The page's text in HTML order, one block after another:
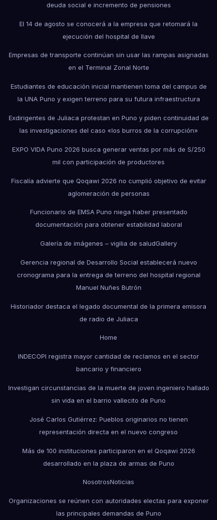
deuda social e incremento de pensiones
El 14 de agosto se conocerá a la empresa que retomará la
ejecución del hospital de Ilave
Empresas de transporte continúan sin usar las rampas asignadas
en el Terminal Zonal Norte
Estudiantes de educación inicial mantienen toma del campus de
la UNA Puno y exigen terreno para su futura infraestructura
Exdirigentes de Juliaca protestan en Puno y piden continuidad de
las investigaciones del caso «los burros de la corrupción»
EXPO VIDA Puno 2026 busca generar ventas por más de S/250
mil con participación de productores
Fiscalía advierte que Qoqawi 2026 no cumplió objetivo de evitar
aglomeración de personas
Funcionario de EMSA Puno niega haber presentado
documentación para obtener estabilidad laboral
Galería de imágenes – vigilia de saludGallery
Gerencia regional de Desarrollo Social establecerá nuevo
cronograma para la entrega de terreno del hospital regional
Manuel Nuñes Butrón
Historiador destaca el legado documental de la primera emisora
de radio de Juliaca
Home
INDECOPI registra mayor cantidad de reclamos en el sector
bancario y financiero
Investigan circunstancias de la muerte de joven ingeniero hallado
sin vida en el barrio vallecito de Puno
José Carlos Gutiérrez: Pueblos originarios no tienen
representación directa en el nuevo congreso
Más de 100 instituciones participaron en el Qoqawi 2026
desarrollado en la plaza de armas de Puno
NosotrosNoticias
Organizaciones se reúnen con autoridades electas para exponer
las principales demandas de Puno